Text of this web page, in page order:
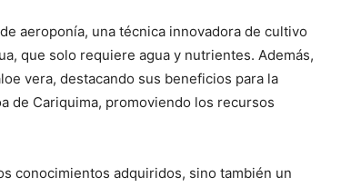
aeroponía, una técnica innovadora de cultivo
que solo requiere agua y nutrientes. Además,
vera, destacando sus beneficios para la
de Cariquima, promoviendo los recursos
conocimientos adquiridos, sino también un